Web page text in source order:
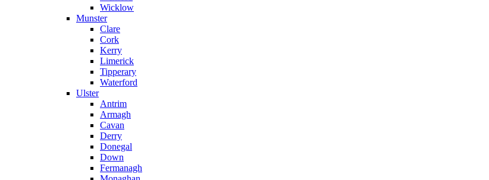
Wicklow
Munster
Clare
Cork
Kerry
Limerick
Tipperary
Waterford
Ulster
Antrim
Armagh
Cavan
Derry
Donegal
Down
Fermanagh